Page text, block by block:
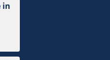
in